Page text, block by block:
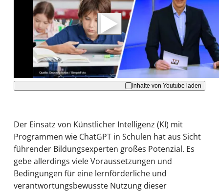
Mit der Wiedergabe dieses Videos werden
Daten an Youtube übertragen.
Hinweise dazu erhalten Sie in derDatenschutzerklärung
Akzeptieren
Inhalte von Youtube laden
Der Einsatz von Künstlicher Intelligenz (KI) mit
Programmen wie ChatGPT in Schulen hat aus Sicht
führender Bildungsexperten großes Potenzial. Es
gebe allerdings viele Voraussetzungen und
Bedingungen für eine lernförderliche und
verantwortungsbewusste Nutzung dieser